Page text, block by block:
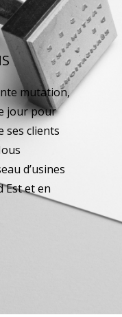
mutation,
jour pour
ses clients
d’usines
Est et en